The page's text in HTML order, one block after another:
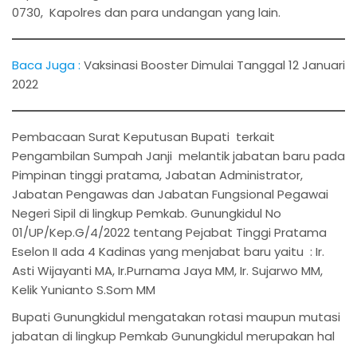
0730, Kapolres dan para undangan yang lain.
Baca Juga : Vaksinasi Booster Dimulai Tanggal 12 Januari
2022
Pembacaan Surat Keputusan Bupati terkait
Pengambilan Sumpah Janji melantik jabatan baru pada
Pimpinan tinggi pratama, Jabatan Administrator,
Jabatan Pengawas dan Jabatan Fungsional Pegawai
Negeri Sipil di lingkup Pemkab. Gunungkidul No
01/UP/Kep.G/4/2022 tentang Pejabat Tinggi Pratama
Eselon II ada 4 Kadinas yang menjabat baru yaitu : Ir.
Asti Wijayanti MA, Ir.Purnama Jaya MM, Ir. Sujarwo MM,
Kelik Yunianto S.Som MM
Bupati Gunungkidul mengatakan rotasi maupun mutasi
jabatan di lingkup Pemkab Gunungkidul merupakan hal